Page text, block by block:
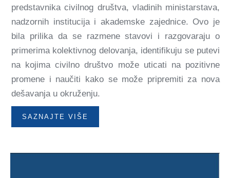
predstavnika civilnog društva, vladinih ministarstava,
nadzornih institucija i akademske zajednice. Ovo je
bila prilika da se razmene stavovi i razgovaraju o
primerima kolektivnog delovanja, identifikuju se putevi
na kojima civilno društvo može uticati na pozitivne
promene i naučiti kako se može pripremiti za nova
dešavanja u okruženju.
SAZNAJTE VIŠE